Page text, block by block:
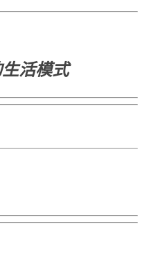
活模式